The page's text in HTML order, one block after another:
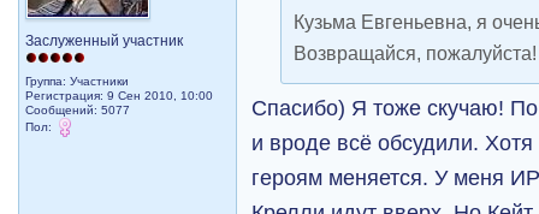
Заслуженный участник
Группа: Участники
Регистрация: 9 Сен 2010, 10:00
Сообщений: 5077
Пол:
Кузьма Евгеньевна, я
Возвращайся,
Спасибо) Я тоже скучаю!
и вроде всё обсудили.
героям меняется. У меня